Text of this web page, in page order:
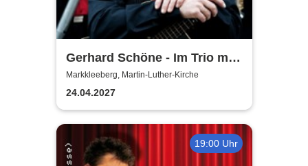
Gerhard Schöne - Im Trio mit
Orgel & Sax: Ich öffne die Tür
weit am Abend
Markkleeberg, Martin-Luther-Kirche
24.04.2027
19:00 Uhr